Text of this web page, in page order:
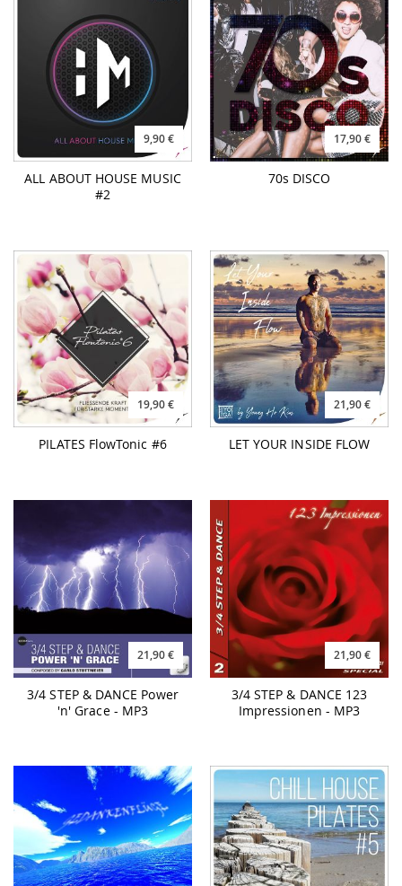
9,90 €
ALL ABOUT HOUSE MUSIC
#2
17,90 €
70s DISCO
19,90 €
PILATES FlowTonic #6
21,90 €
LET YOUR INSIDE FLOW
21,90 €
3/4 STEP & DANCE Power
'n' Grace - MP3
21,90 €
3/4 STEP & DANCE 123
Impressionen - MP3